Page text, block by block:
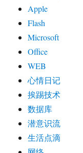
Apple
Flash
Microsoft
Office
WEB
心情日记
挨踢技术
数据库
潜意识流
生活点滴